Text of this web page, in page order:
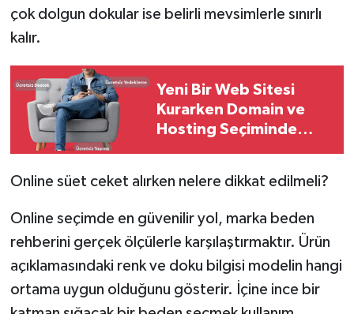
çok dolgun dokular ise belirli mevsimlerle sınırlı
kalır.
Yeni Bir Web Sitesi
Kurarken Domain ve
Hosting Seçiminde
Online süet ceket alırken nelere dikkat edilmeli?
Online seçimde en güvenilir yol, marka beden
rehberini gerçek ölçülerle karşılaştırmaktır. Ürün
açıklamasındaki renk ve doku bilgisi modelin hangi
ortama uygun olduğunu gösterir. İçine ince bir